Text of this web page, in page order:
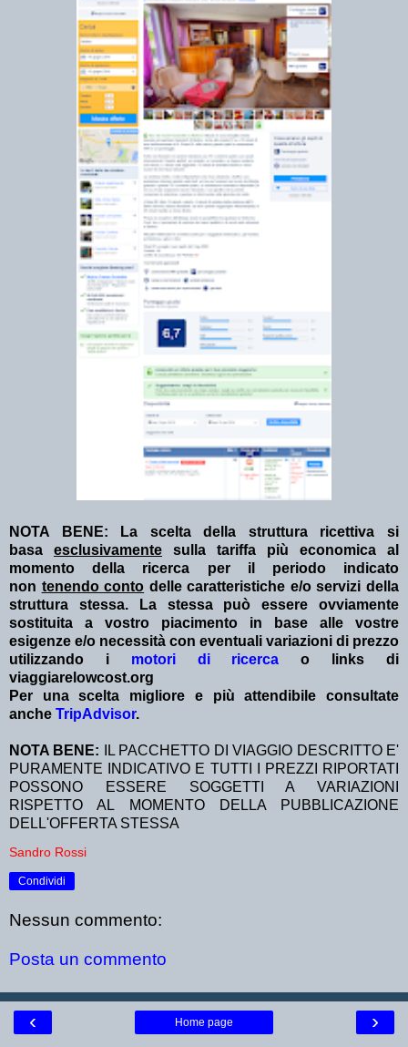
NOTA BENE: La scelta della struttura ricettiva si
basa esclusivamente sulla tariffa più economica al
momento della ricerca per il periodo indicato
non tenendo conto delle caratteristiche e/o servizi della
struttura stessa. La stessa può essere ovviamente
sostituita a vostro piacimento in base alle vostre
esigenze e/o necessità con eventuali variazioni di prezzo
utilizzando i motori di ricerca o links di
viaggiarelowcost.org
Per una scelta migliore e più attendibile consultate
anche TripAdvisor.
NOTA BENE:
IL PACCHETTO DI VIAGGIO DESCRITTO E'
PURAMENTE INDICATIVO E TUTTI I PREZZI RIPORTATI
POSSONO ESSERE SOGGETTI A VARIAZIONI
RISPETTO AL MOMENTO DELLA PUBBLICAZIONE
DELL'OFFERTA STESSA
Sandro Rossi
Condividi
Nessun commento:
Posta un commento
‹ ›
Home page